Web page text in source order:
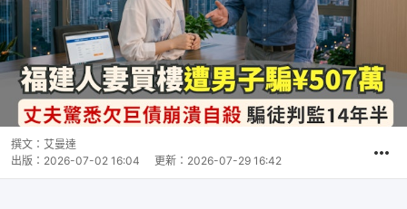
撰文： 艾曼達
出版： 2026-07-02 16:04 更新： 2026-07-29 16:42